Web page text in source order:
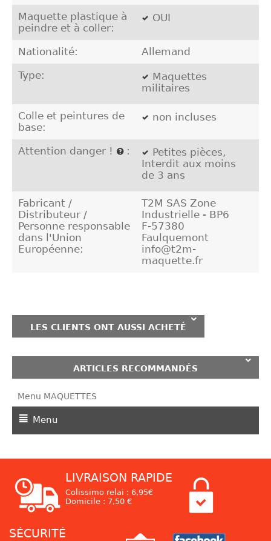
Maquette plastique à
peindre et à coller:
OUI
Nationalité: Allemand
Type:
Maquettes
militaires
Colle et peintures de
base:
non incluses
Attention danger ! :
Petites pièces,
Interdit aux moins
de 3 ans
Fabricant /
Distributeur /
Personne responsable
dans l'Union
Européenne:
T2M SAS Zone
Industrielle - BP6
F-57380
Faulquemont
info@t2m-
maquette.fr
LES CLIENTS ONT AUSSI ACHETÉ
ARTICLES RECOMMANDÉS
Menu MAQUETTES
Menu
LIVRAISON RAPIDE
Colissimo relai : 6,95€
Domicile : 7,50 €
SÉCURITÉ